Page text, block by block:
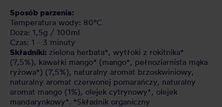
Sposób parzenia:
Temperatura wody: 80°C
Doza: 1,5g / 100ml
Czas: 1 - 3 minuty
Składniki: zielona herbata*, wytłoki z rokitnika*
(7,5%), kawałki mango* (mango*, pełnoziarnista mąka
ryżowa*) (7,5%), naturalny aromat brzoskwiniowy,
naturalny aromat czerwonej pomarańczy, naturalny
aromat mango (1%), olejek cytrynowy*, olejek
mandarynkowy*. *Składnik organiczny